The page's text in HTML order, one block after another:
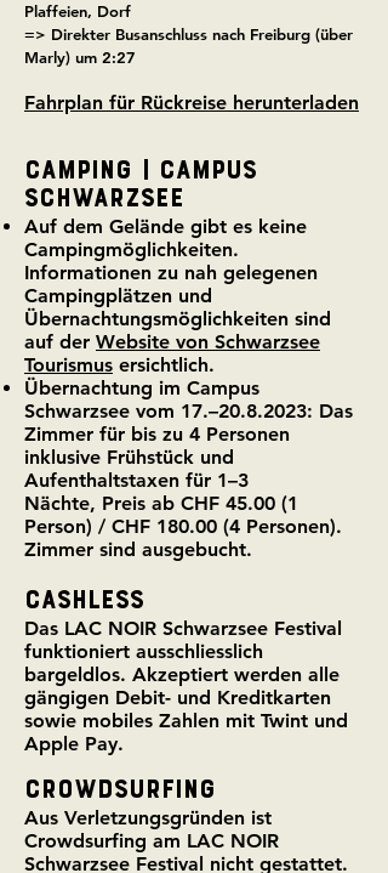
Plaffeien, Dorf
=> Direkter Busanschluss nach Freiburg (über
Marly) um 2:27
Fahrplan für Rückreise herunterladen
CAMPING
| Campus
Schwarzsee
Auf dem Gelände gibt es keine
Campingmöglichkeiten.
Informationen zu nah gelegenen
Campingplätzen und
Übernachtungsmöglichkeiten sind
auf der Website von Schwarzsee
Tourismus ersichtlich.
Übernachtung im Campus
Schwarzsee vom 17.–20.8.2023: Das
Zimmer für bis zu 4 Personen
inklusive Frühstück und
Aufenthaltstaxen für 1–3
Nächte, Preis ab CHF 45.00 (1
Person) / CHF 180.00 (4 Personen).
Zimmer sind ausgebucht.
Cashless
Das LAC NOIR Schwarzsee Festival
funktioniert ausschliesslich
bargeldlos. Akzeptiert werden alle
gängigen Debit- und Kreditkarten
sowie mobiles Zahlen mit Twint und
Apple Pay.
CROWDSURFING
Aus Verletzungsgründen ist
Crowdsurfing am LAC NOIR
Schwarzsee Festival nicht gestattet.